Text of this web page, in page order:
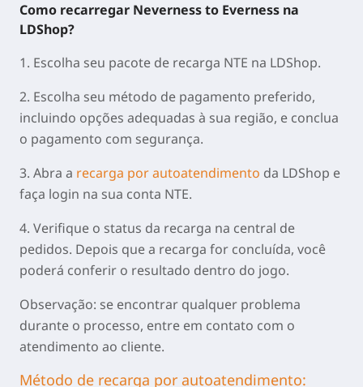
Como recarregar Neverness to Everness na
LDShop?
1. Escolha seu pacote de recarga NTE na LDShop.
2. Escolha seu método de pagamento preferido,
incluindo opções adequadas à sua região, e conclua
o pagamento com segurança.
3. Abra a recarga por autoatendimento da LDShop e
faça login na sua conta NTE.
4. Verifique o status da recarga na central de
pedidos. Depois que a recarga for concluída, você
poderá conferir o resultado dentro do jogo.
Observação: se encontrar qualquer problema
durante o processo, entre em contato com o
atendimento ao cliente.
Método de recarga por autoatendimento: